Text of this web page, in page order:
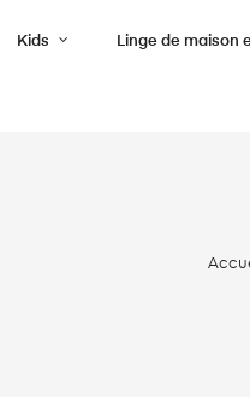
Kids Linge de maison